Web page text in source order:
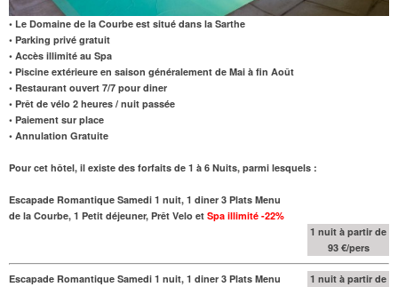
• Le Domaine de la Courbe est situé dans la Sarthe
• Parking privé gratuit
• Accès illimité au Spa
• Piscine extérieure en saison généralement de Mai à fin Août
• Restaurant ouvert 7/7 pour diner
• Prêt de vélo 2 heures / nuit passée
• Paiement sur place
• Annulation Gratuite
Pour cet hôtel, il existe des forfaits de 1 à 6 Nuits, parmi lesquels :
Escapade Romantique Samedi 1 nuit, 1 diner 3 Plats Menu
de la Courbe, 1 Petit déjeuner, Prêt Velo et Spa illimité -22%
1 nuit à partir de
93 €/pers
Escapade Romantique Samedi 1 nuit, 1 diner 3 Plats Menu
1 nuit à partir de